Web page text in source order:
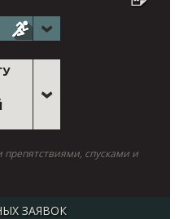
спусками и
ЗАЯВОК